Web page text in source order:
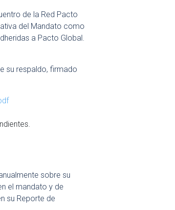
de la Red Pacto
del Mandato como
a Pacto Global.
su respaldo, firmado
sobre su
el mandato y de
su Reporte de